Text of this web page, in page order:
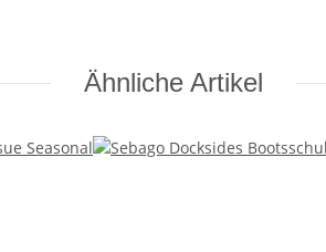
Ähnliche Artikel